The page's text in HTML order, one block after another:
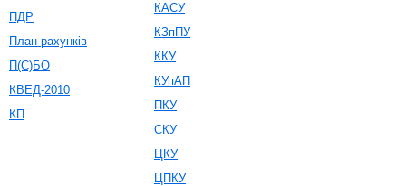
ПДР
План рахунків
П(С)БО
КВЕД-2010
КП
КАСУ
КЗпПУ
ККУ
КУпАП
ПКУ
СКУ
ЦКУ
ЦПКУ